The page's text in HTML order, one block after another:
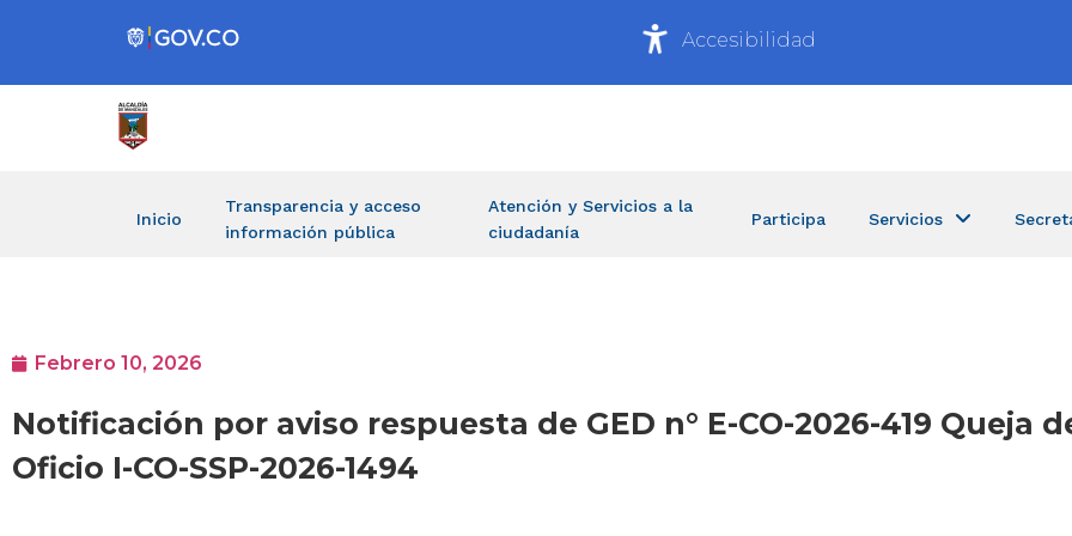
Accesibilidad
Inicio
Transparencia y acceso
información pública
Atención y Servicios a la
ciudadanía
Participa Servicios
Febrero 10, 2026
Notificación por aviso respuesta de GED n° E-CO-2026-419 Queja
Oficio I-CO-SSP-2026-1494